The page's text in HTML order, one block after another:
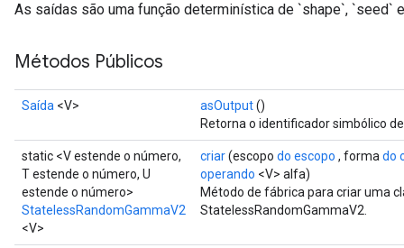
As saídas são uma função determinística de `shape`, `seed`
Métodos Públicos
Saída <V> asOutput()
Retorna o identificador simbólico
static <V estende o número,
T estende o número, U
estende o número>
StatelessRandomGammaV2
<V>
criar(escopo do escopo , forma do
operando <V> alfa)
Método de fábrica para criar uma
StatelessRandomGammaV2.